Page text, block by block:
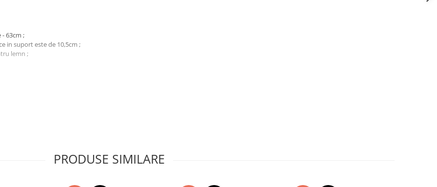
63cm ;
in suport este de 10,5cm ;
lemn ;
prezentare.
au o suprafata uniforma si
PRODUSE SIMILARE